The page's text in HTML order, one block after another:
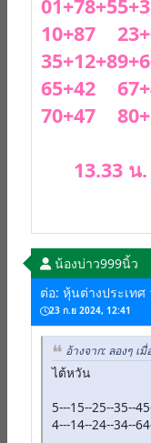
10+87
65+42
70+47
13.33 น.
น้องบ่าว999นิ้ว
ต่อ: หุ้นต่างประเท
23 ก.ย 2024, 12:41
อ้างจาก: ลองๆ เ
ไต้หวัน
5---15--25--35--
4---14--24--34--